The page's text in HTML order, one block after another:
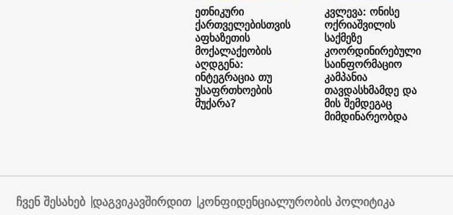
ეთნიკური
ქართველებისთვის
აფხაზეთის
მოქალაქეობის
აღდგენა:
ინტეგრაცია თუ
უსაფრთხოების
მუქარა?
კვლევა: ონისე
ოქრიაშვილის
საქმეზე
კოორდინირებული
საინფორმაციო
კამპანია
თავდასხმამდე და
მის შემდეგაც
მიმდინარეობდა
ჩვენ შესახებ დაგვიკავშირდით კონფიდენციალურობის პოლიტიკა